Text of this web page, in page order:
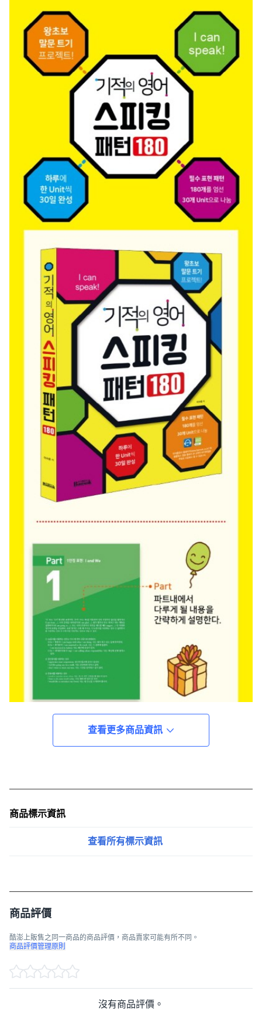
查看更多商品資訊
商品標示資訊
查看所有標示資訊
商品評價
酷澎上販售之同一商品的商品評價，商品賣家可能有所不同。
商品評價管理原則
沒有商品評價。